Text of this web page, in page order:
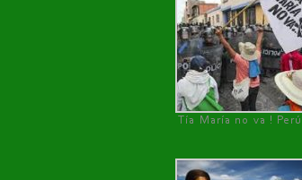
Tía María no va ! Perú